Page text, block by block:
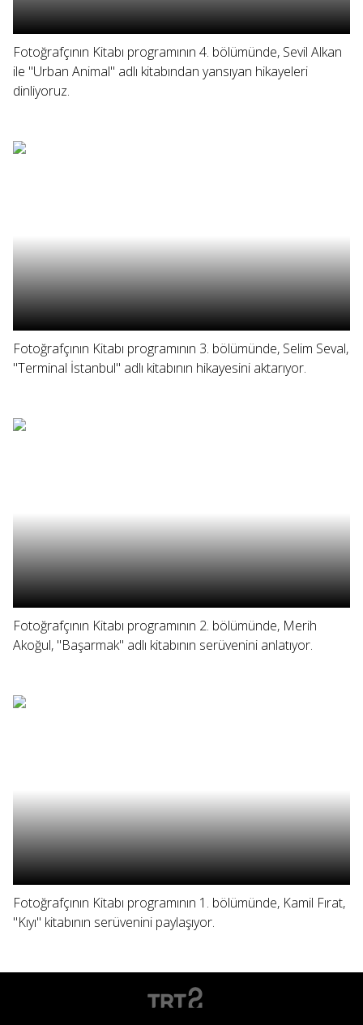
Fotoğrafçının Kitabı programının 4. bölümünde, Sevil Alkan
ile "Urban Animal" adlı kitabından yansıyan hikayeleri
dinliyoruz.
Fotoğrafçının Kitabı programının 3. bölümünde, Selim Seval,
"Terminal İstanbul" adlı kitabının hikayesini aktarıyor.
Fotoğrafçının Kitabı programının 2. bölümünde, Merih
Akoğul, "Başarmak" adlı kitabının serüvenini anlatıyor.
Fotoğrafçının Kitabı programının 1. bölümünde, Kamil Fırat,
"Kıyı" kitabının serüvenini paylaşıyor.